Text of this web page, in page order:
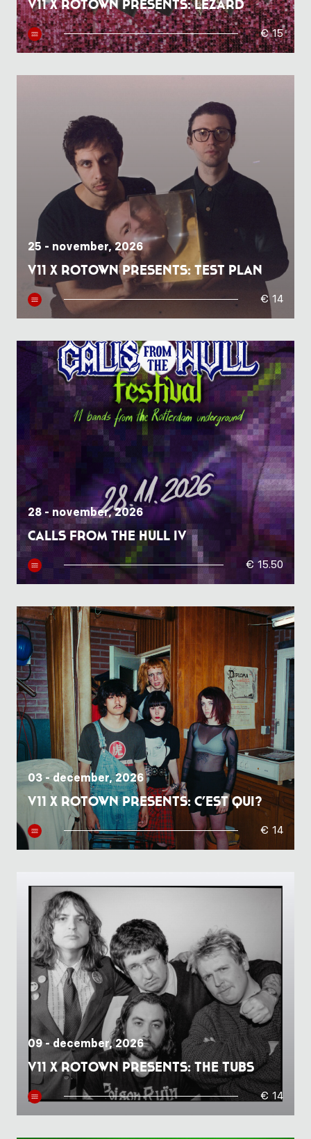
V11 x Rotown presents: Lézard
€ 15
25 - november, 2026
V11 x Rotown presents: test plan
€ 14
28 - november, 2026
Calls From The Hull IV
€ 15.50
03 - december, 2026
V11 x Rotown presents: C’est Qui?
€ 14
09 - december, 2026
V11 x Rotown presents: The Tubs
€ 14